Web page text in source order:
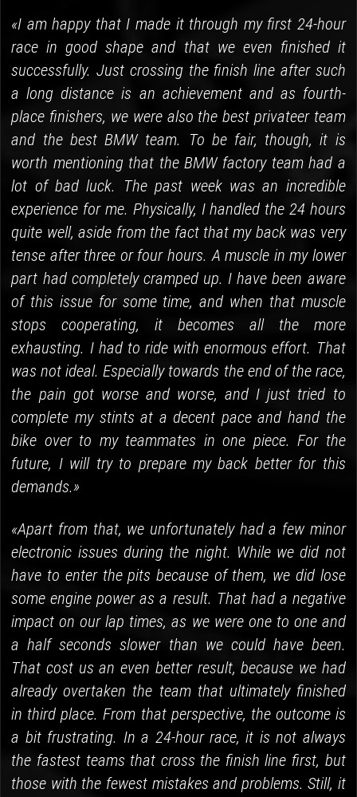
«I am happy that I made it through my first 24-hour
race in good shape and that we even finished it
successfully. Just crossing the finish line after such
a long distance is an achievement and as fourth-
place finishers, we were also the best privateer team
and the best BMW team. To be fair, though, it is
worth mentioning that the BMW factory team had a
lot of bad luck. The past week was an incredible
experience for me. Physically, I handled the 24 hours
quite well, aside from the fact that my back was very
tense after three or four hours. A muscle in my lower
part had completely cramped up. I have been aware
of this issue for some time, and when that muscle
stops cooperating, it becomes all the more
exhausting. I had to ride with enormous effort. That
was not ideal. Especially towards the end of the race,
the pain got worse and worse, and I just tried to
complete my stints at a decent pace and hand the
bike over to my teammates in one piece. For the
future, I will try to prepare my back better for this
demands.»
«Apart from that, we unfortunately had a few minor
electronic issues during the night. While we did not
have to enter the pits because of them, we did lose
some engine power as a result. That had a negative
impact on our lap times, as we were one to one and
a half seconds slower than we could have been.
That cost us an even better result, because we had
already overtaken the team that ultimately finished
in third place. From that perspective, the outcome is
a bit frustrating. In a 24-hour race, it is not always
the fastest teams that cross the finish line first, but
those with the fewest mistakes and problems. Still, it